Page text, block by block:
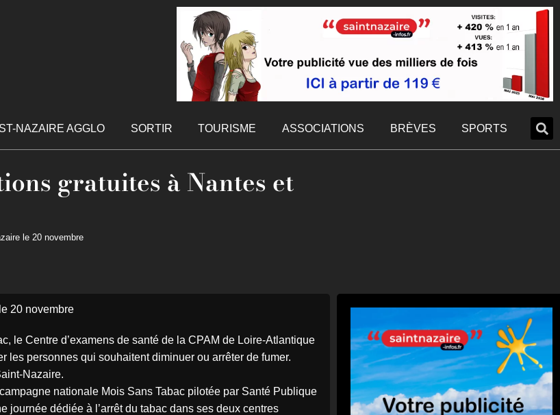
ST-NAZAIRE AGGLO SORTIR TOURISME ASSOCIATIONS BRÈVES SPORTS
gratuites à Nantes et
le 20 novembre
20 novembre
le Centre d’examens de santé de la CPAM de Loire-Atlantique
les personnes qui souhaitent diminuer ou arrêter de fumer.
Nazaire.
nationale Mois Sans Tabac pilotée par Santé Publique
journée dédiée à l’arrêt du tabac dans ses deux centres